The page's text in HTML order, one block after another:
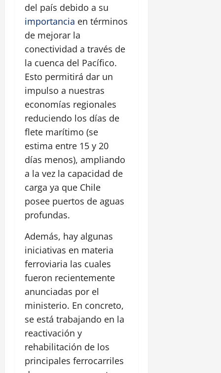
del país debido a su
importancia en términos
de mejorar la
conectividad a través de
la cuenca del Pacífico.
Esto permitirá dar un
impulso a nuestras
economías regionales
reduciendo los días de
flete marítimo (se
estima entre 15 y 20
días menos), ampliando
a la vez la capacidad de
carga ya que Chile
posee puertos de aguas
profundas.
Además, hay algunas
iniciativas en materia
ferroviaria las cuales
fueron recientemente
anunciadas por el
ministerio. En concreto,
se está trabajando en la
reactivación y
rehabilitación de los
principales ferrocarriles